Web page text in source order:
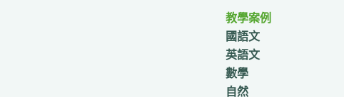
教學案例
國語文
英語文
數學
自然